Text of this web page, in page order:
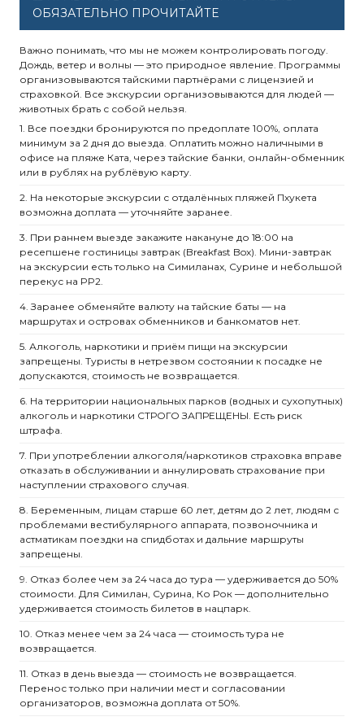
ОБЯЗАТЕЛЬНО ПРОЧИТАЙТЕ
Важно понимать, что мы не можем контролировать погоду.
Дождь, ветер и волны — это природное явление. Программы
организовываются тайскими партнёрами с лицензией и
страховкой. Все экскурсии организовываются для людей —
животных брать с собой нельзя.
1. Все поездки бронируются по предоплате 100%, оплата
минимум за 2 дня до выезда. Оплатить можно наличными в
офисе на пляже Ката, через тайские банки, онлайн-обменник
или в рублях на рублёвую карту.
2. На некоторые экскурсии с отдалённых пляжей Пхукета
возможна доплата — уточняйте заранее.
3. При раннем выезде закажите накануне до 18:00 на
ресепшене гостиницы завтрак (Breakfast Box). Мини-завтрак
на экскурсии есть только на Симиланах, Сурине и небольшой
перекус на PP2.
4. Заранее обменяйте валюту на тайские баты — на
маршрутах и островах обменников и банкоматов нет.
5. Алкоголь, наркотики и приём пищи на экскурсии
запрещены. Туристы в нетрезвом состоянии к посадке не
допускаются, стоимость не возвращается.
6. На территории национальных парков (водных и сухопутных)
алкоголь и наркотики СТРОГО ЗАПРЕЩЕНЫ. Есть риск
штрафа.
7. При употреблении алкоголя/наркотиков страховка вправе
отказать в обслуживании и аннулировать страхование при
наступлении страхового случая.
8. Беременным, лицам старше 60 лет, детям до 2 лет, людям с
проблемами вестибулярного аппарата, позвоночника и
астматикам поездки на спидботах и дальние маршруты
запрещены.
9. Отказ более чем за 24 часа до тура — удерживается до 50%
стоимости. Для Симилан, Сурина, Ко Рок — дополнительно
удерживается стоимость билетов в нацпарк.
10. Отказ менее чем за 24 часа — стоимость тура не
возвращается.
11. Отказ в день выезда — стоимость не возвращается.
Перенос только при наличии мест и согласовании
организаторов, возможна доплата от 50%.